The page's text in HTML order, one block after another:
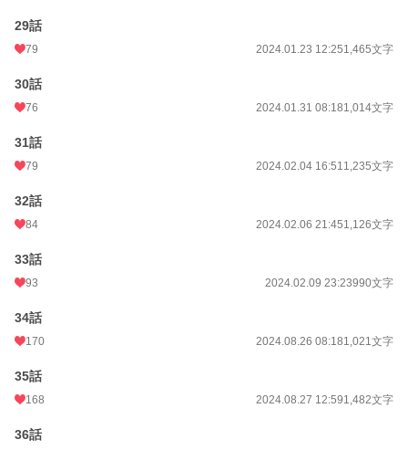
29話
79 2024.01.23 12:251,465文字
30話
76 2024.01.31 08:181,014文字
31話
79 2024.02.04 16:511,235文字
32話
84 2024.02.06 21:451,126文字
33話
93 2024.02.09 23:23990文字
34話
170 2024.08.26 08:181,021文字
35話
168 2024.08.27 12:591,482文字
36話